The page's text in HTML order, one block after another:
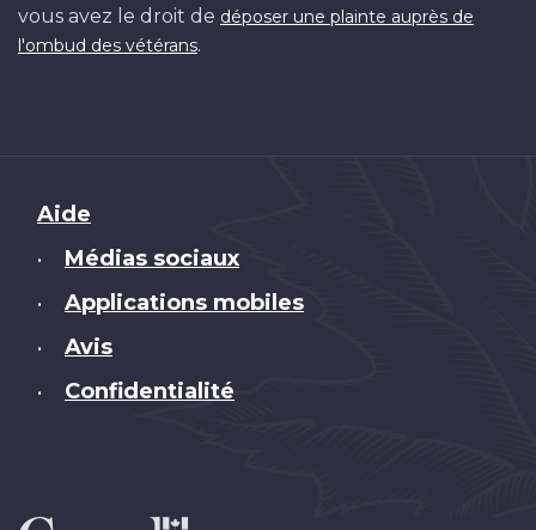
vous avez le droit de déposer une plainte auprès de
l'ombud des vétérans.
Brand
Aide
• Médias sociaux
• Applications mobiles
• Avis
• Confidentialité